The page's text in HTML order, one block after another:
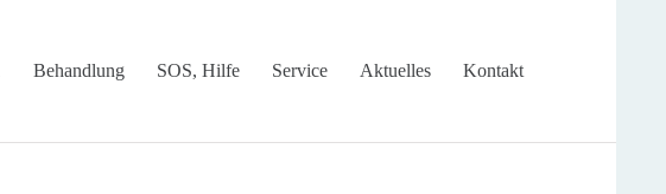
Behandlung SOS, Hilfe Service Aktuelles Kontakt